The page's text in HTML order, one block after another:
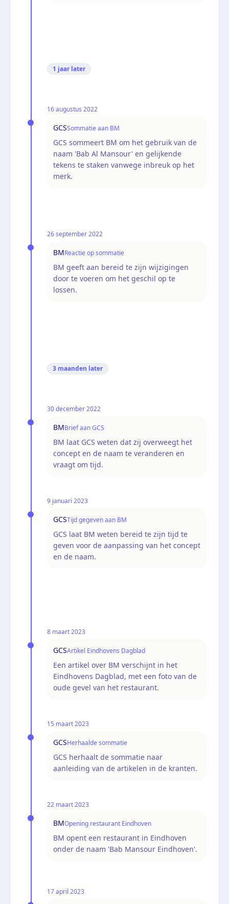
1 jaar later
16 augustus 2022
GCSSommatie aan BM
GCS sommeert BM om het gebruik van de
naam 'Bab Al Mansour' en gelijkende
tekens te staken vanwege inbreuk op het
merk.
26 september 2022
BMReactie op sommatie
BM geeft aan bereid te zijn wijzigingen
door te voeren om het geschil op te
lossen.
3 maanden later
30 december 2022
BMBrief aan GCS
BM laat GCS weten dat zij overweegt het
concept en de naam te veranderen en
vraagt om tijd.
9 januari 2023
GCSTijd gegeven aan BM
GCS laat BM weten bereid te zijn tijd te
geven voor de aanpassing van het concept
en de naam.
8 maart 2023
GCSArtikel Eindhovens Dagblad
Een artikel over BM verschijnt in het
Eindhovens Dagblad, met een foto van de
oude gevel van het restaurant.
15 maart 2023
GCSHerhaalde sommatie
GCS herhaalt de sommatie naar
aanleiding van de artikelen in de kranten.
22 maart 2023
BMOpening restaurant Eindhoven
BM opent een restaurant in Eindhoven
onder de naam 'Bab Mansour Eindhoven'.
17 april 2023